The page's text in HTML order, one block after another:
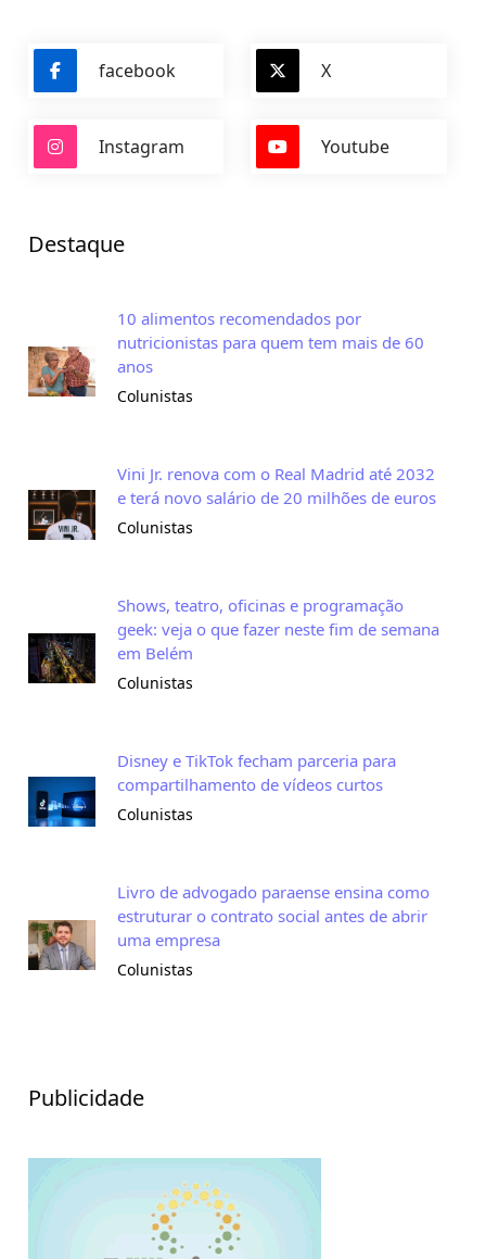
facebook X
Instagram Youtube
Destaque
10 alimentos recomendados por
nutricionistas para quem tem mais de 60
anos
Colunistas
Vini Jr. renova com o Real Madrid até 2032
e terá novo salário de 20 milhões de euros
Colunistas
Shows, teatro, oficinas e programação
geek: veja o que fazer neste fim de semana
em Belém
Colunistas
Disney e TikTok fecham parceria para
compartilhamento de vídeos curtos
Colunistas
Livro de advogado paraense ensina como
estruturar o contrato social antes de abrir
uma empresa
Colunistas
Publicidade